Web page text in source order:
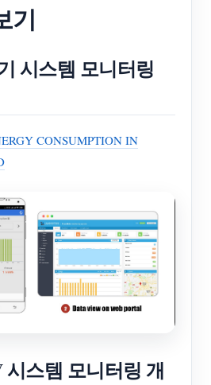
기
시스템 모니터링
CONSUMPTION IN
시스템 모니터링 개